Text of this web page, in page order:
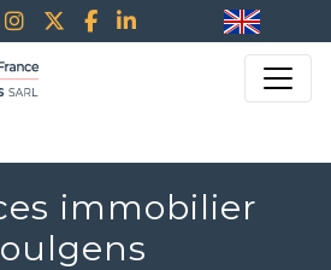
immobilier